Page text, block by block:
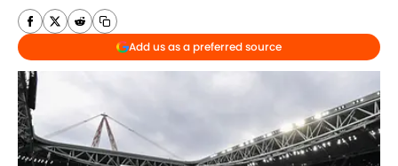
Add us as a preferred source